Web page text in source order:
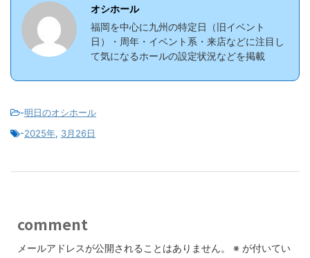
オシホール
福岡を中心に九州の特定日（旧イベント
日）・周年・イベント系・来店などに注目し
て気になるホールの設定状況などを掲載
-明日のオシホール
-2025年, 3月26日
comment
メールアドレスが公開されることはありません。 ※ が付いてい